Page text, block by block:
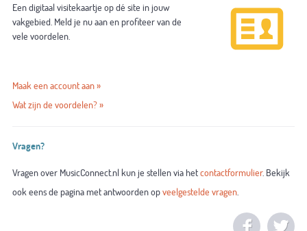
Een digitaal visitekaartje op dé site in jouw
vakgebied. Meld je nu aan en profiteer van de
vele voordelen.
Maak een account aan »
Wat zijn de voordelen? »
Vragen?
Vragen over MusicConnect.nl kun je stellen via hetcontactformulier. Bekijk
ook eens de pagina met antwoorden opveelgestelde vragen.